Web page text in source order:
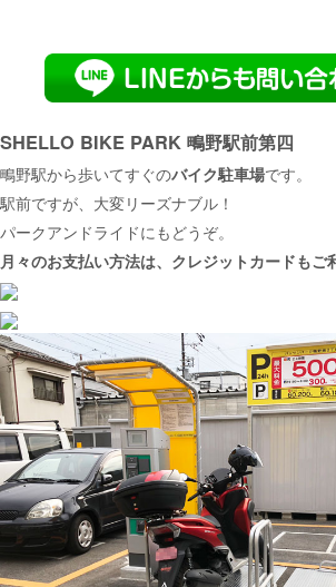
SHELLO BIKE PARK 鴫野駅前第四
鴫野駅から歩いてすぐのバイク駐車場です。
駅前ですが、大変リーズナブル！
パークアンドライドにもどうぞ。
月々のお支払い方法は、クレジットカードもご